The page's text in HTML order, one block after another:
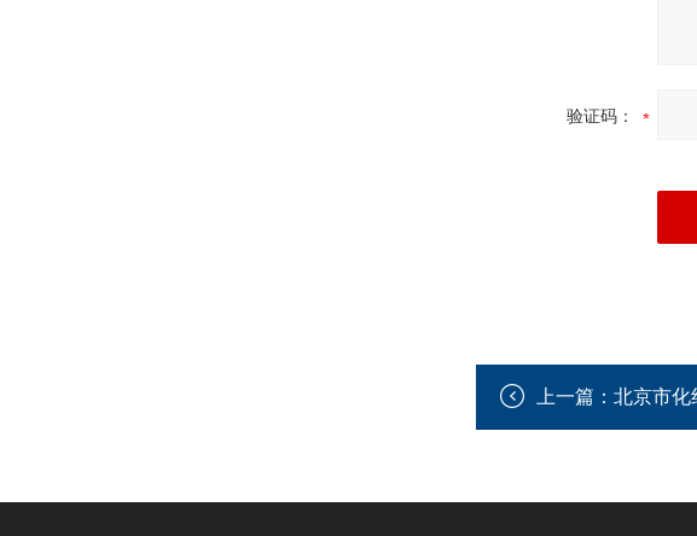
验证码：
上一篇： 北京市化